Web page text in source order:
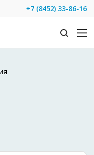
+7 (8452) 33-86-16